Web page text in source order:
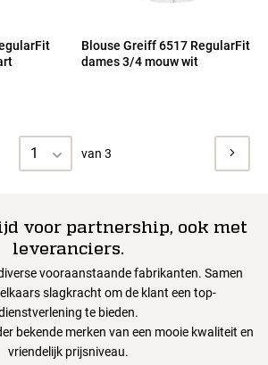
Blouse Greiff 6517 RegularFit
dames 3/4 mouw wit
1 van 3
voor partnership, ook met
leveranciers.
vooraanstaande fabrikanten. Samen
slagkracht om de klant een top-
te bieden.
bekende merken van een mooie kwaliteit en
vriendelijk prijsniveau.